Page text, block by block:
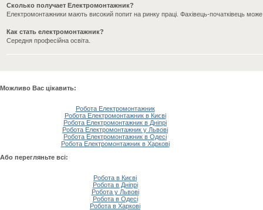
Сколько получает Електромонтажник?
Електромонтажники мають високий попит на ринку праці. Фахівець-початківець
Как стать електромонтажник?
Середня професійна освіта.
Можливо Вас цікавить:
Робота Електромонтажник
Робота Електромонтажник в Києві
Робота Електромонтажник в Дніпрі
Робота Електромонтажник у Львові
Робота Електромонтажник в Одесі
Робота Електромонтажник в Харкові
Або перегляньте всі:
Робота в Києві
Робота в Дніпрі
Робота у Львові
Робота в Одесі
Робота в Харкові